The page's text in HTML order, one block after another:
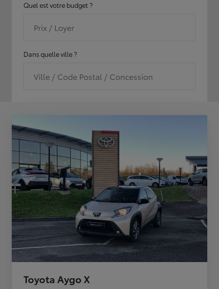
Quel est votre budget ?
Prix / Loyer
Dans quelle ville ?
Ville / Code Postal / Concession
Toyota Aygo X